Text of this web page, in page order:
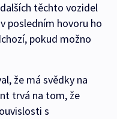
těchto vozidel
posledním hovoru ho
pokud možno
že má svědky na
trvá na tom, že
s